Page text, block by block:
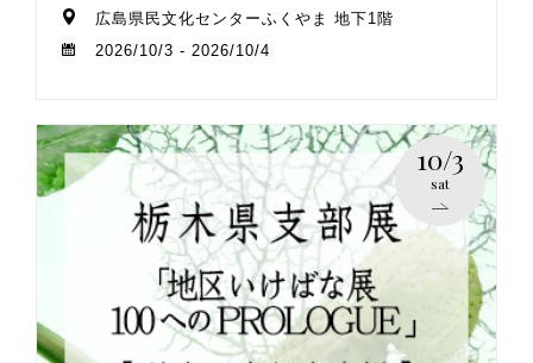
広島県民文化センターふくやま 地下1階
2026/10/3 - 2026/10/4
10/3
sat